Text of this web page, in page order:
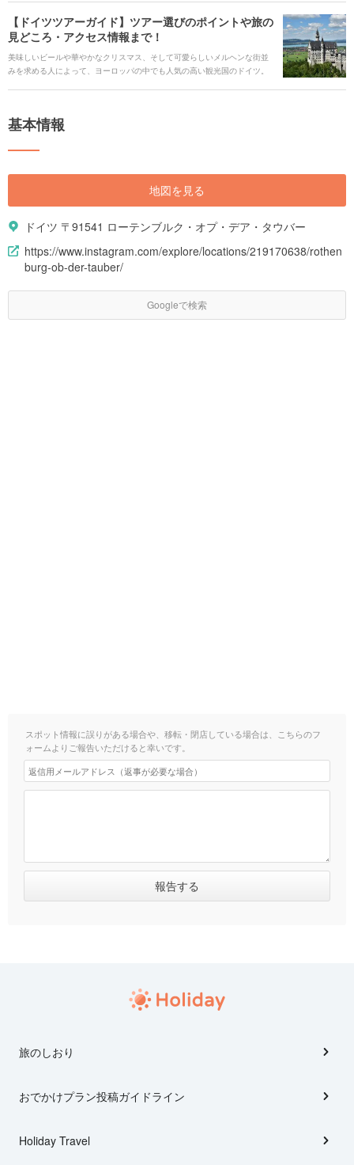
は、ドイツへの旅行が決まった際にまず確認しておきたい、ドイツ各都市
の見どころとおすすめ観光スポット、公共交通機関の情報から人気ご当地
介します。
【ドイツツアーガイド】ツアー選びのポイントや旅の
見どころ・アクセス情報まで！
美味しいビールや華やかなクリスマス、そして可愛らしいメルヘンな街並
みを求める人によって、ヨーロッパの中でも人気の高い観光国のドイツ。
されています。 今回は、人気ツアープランやホテルと共に、ドイツの基本
すすめ観光スポット、公共交通機関の情報まで、ドイツツアー選びに役立
基本情報
地図を見る
ドイツ 〒91541 ローテンブルク・オプ・デア・タウバー
https://www.instagram.com/explore/locations/219170638/rothen
burg-ob-der-tauber/
Googleで検索
スポット情報に誤りがある場合や、移転・閉店している場合は、こちらのフ
ォームよりご報告いただけると幸いです。
旅のしおり
おでかけプラン投稿ガイドライン
Holiday Travel